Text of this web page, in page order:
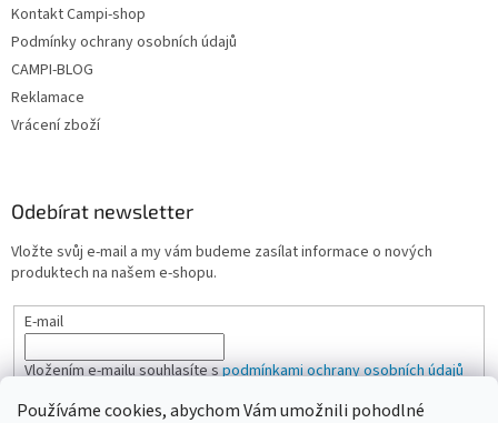
Používáme cookies, abychom Vám umožnili pohodlné
Kontakt Campi-shop
Podmínky ochrany osobních údajů
CAMPI-BLOG
Reklamace
Vrácení zboží
Odebírat newsletter
Vložte svůj e-mail a my vám budeme zasílat informace o nových
produktech na našem e-shopu.
E-mail
Vložením e-mailu souhlasíte spodmínkami ochrany osobních údajů